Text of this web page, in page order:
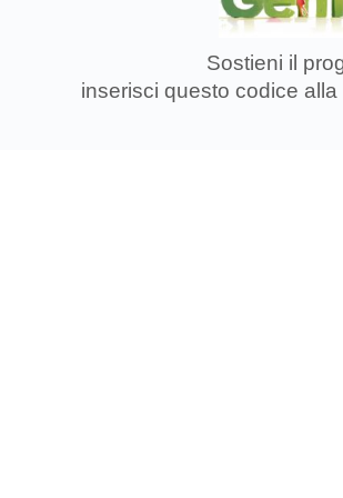
Sostieni il
inserisci questo codice alla